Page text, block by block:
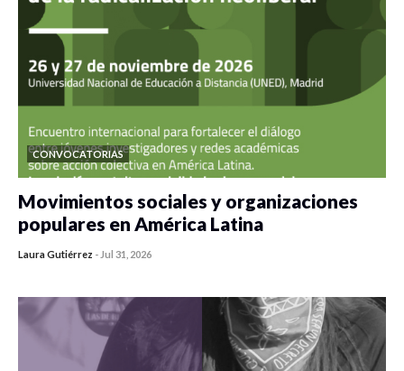
CONVOCATORIAS
Movimientos sociales y organizaciones
populares en América Latina
Laura Gutiérrez - Jul 31, 2026